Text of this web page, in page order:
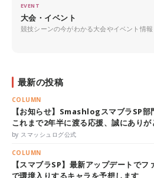
EVENT
大会・イベント
競技シーンの今がわかる大会やイベント情
最新の投稿
COLUMN
【お知らせ】SmashlogスマブラSP部
これまで2年半に渡る応援、誠にありが
by スマッシュログ公式
COLUMN
【スマブラSP】最新アップデートで
で環境入りするキャラを予想します